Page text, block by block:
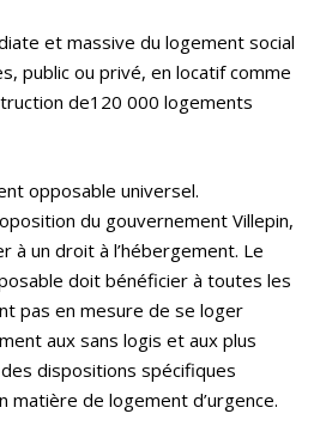
et massive du logement social
public ou privé, en locatif comme
de120 000 logements
opposable universel.
du gouvernement Villepin,
à un droit à l’hébergement. Le
doit bénéficier à toutes les
pas en mesure de se loger
aux sans logis et aux plus
dispositions spécifiques
de logement d’urgence.